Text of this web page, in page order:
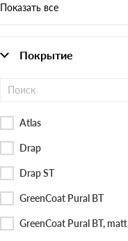
Показать все
Покрытие
Atlas
Drap
Drap ST
GreenCoat Pural BT
GreenCoat Pural BT, matt